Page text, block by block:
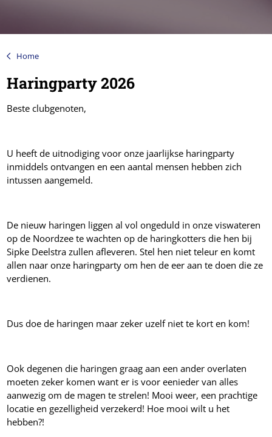
Home
Haringparty 2026
Beste clubgenoten,
U heeft de uitnodiging voor onze jaarlijkse haringparty
inmiddels ontvangen en een aantal mensen hebben zich
intussen aangemeld.
De nieuw haringen liggen al vol ongeduld in onze viswateren
op de Noordzee te wachten op de haringkotters die hen bij
Sipke Deelstra zullen afleveren. Stel hen niet teleur en komt
allen naar onze haringparty om hen de eer aan te doen die ze
verdienen.
Dus doe de haringen maar zeker uzelf niet te kort en kom!
Ook degenen die haringen graag aan een ander overlaten
moeten zeker komen want er is voor eenieder van alles
aanwezig om de magen te strelen! Mooi weer, een prachtige
locatie en gezelligheid verzekerd! Hoe mooi wilt u het
hebben?!